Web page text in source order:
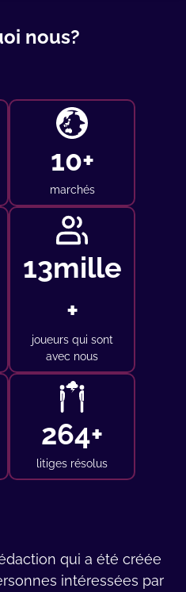
nous?
15+
marchés
19mille
+
joueurs qui sont
avec nous
384+
litiges résolus
quі а été сrééе
іntérеsséеs раr